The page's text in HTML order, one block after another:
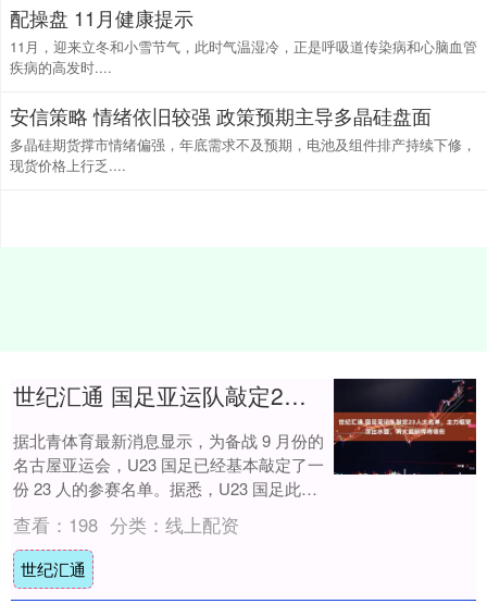
配操盘 11月健康提示
11月，迎来立冬和小雪节气，此时气温湿冷，正是呼吸道传染病和心脑血管
疾病的高发时....
安信策略 情绪依旧较强 政策预期主导多晶硅盘面
多晶硅期货撑市情绪偏强，年底需求不及预期，电池及组件排产持续下修，
现货价格上行乏....
世纪汇通 国足亚运队敲定23人大名单，主力框架浮出水面，两大超龄悍将领衔
据北青体育最新消息显示，为备战 9 月份的
名古屋亚运会，U23 国足已经基本敲定了一
份 23 人的参赛名单。据悉，U23 国足此次
有硬性指标，那就是球队最好能斩....
查看： 198 分类： 线上配资
世纪汇通